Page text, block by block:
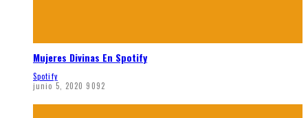
Mujeres Divinas En Spotify
Spotify
junio 5, 2020 9092